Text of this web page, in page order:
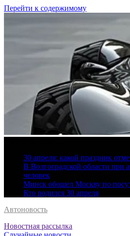
Перейти к содержимому
30 апреля: какой праздник
В Волгоградской области при
человек
Минск обошел Москву по
Кто родился 30 апреля
Автоновость
Новостная рассылка